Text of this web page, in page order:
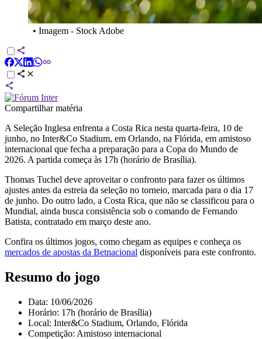
• Imagem - Stock Adobe
Compartilhar matéria
A Seleção Inglesa enfrenta a Costa Rica nesta quarta-feira, 10 de
junho, no Inter&Co Stadium, em Orlando, na Flórida, em amistoso
internacional que fecha a preparação para a Copa do Mundo de
2026. A partida começa às 17h (horário de Brasília).
Thomas Tuchel deve aproveitar o confronto para fazer os últimos
ajustes antes da estreia da seleção no torneio, marcada para o dia 17
de junho. Do outro lado, a Costa Rica, que não se classificou para o
Mundial, ainda busca consistência sob o comando de Fernando
Batista, contratado em março deste ano.
Confira os últimos jogos, como chegam as equipes e conheça os
mercados de apostas da Betnacional disponíveis para este confronto.
Resumo do jogo
Data: 10/06/2026
Horário: 17h (horário de Brasília)
Local: Inter&Co Stadium, Orlando, Flórida
Competição: Amistoso internacional